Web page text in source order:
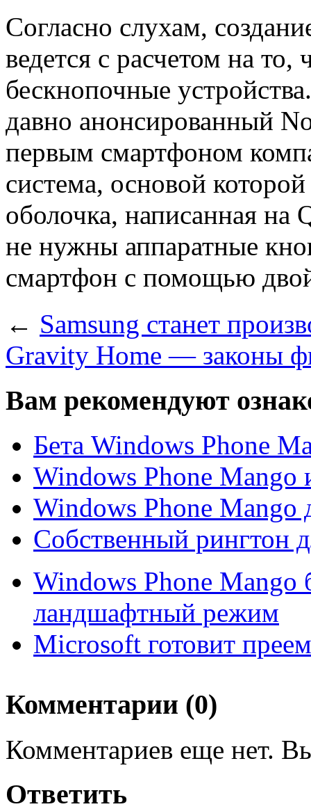
Согласно слухам,
ведется с расчетом на то,
бескнопочные
давно анонсированный
первым смартфоном
система, основой
оболочка, написанная
не нужны аппаратные
смартфон с помощью
← Samsung станет
Gravity Home — законы
Вам рекомендуют
Бета Windows Phone
Windows Phone Mango
Windows Phone Mango
Собственный рингтон
Windows Phone Mango
ландшафтный режим
Microsoft готовит
Комментарии (0)
Комментариев еще нет.
Ответить